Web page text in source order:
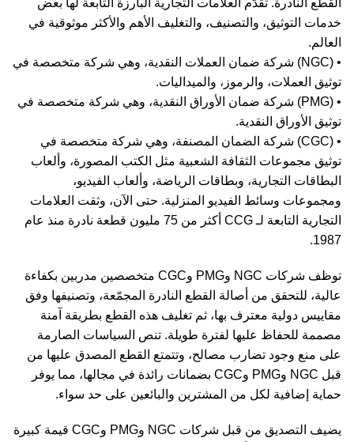
القطع النادرة. تقدّم العلامات التجارية البارزة التابعة لها بعض
خدمات التوثيق، والتصنيف، والتغليف الأهم والأكثر موثوقية في
العالم.
• (NGC) شركة ضمان العملات النقدية، وهي شركة متخصصة في
توثيق العملات، والرموز، والميداليات.
• (PMG) شركة ضمان الأوراق النقدية، وهي شركة متخصصة في
توثيق الأوراق النقدية.
• (CGC) شركة الضمان المصنفة، وهي شركة متخصصة في
توثيق مجموعات الثقافة الشعبية مثل الكتب المصورة، وألعاب
البطاقات التجارية، وبطاقات الرياضة، وألعاب الفيديو،
ومجموعات وسائط الفيديو المنزلية. حتى الآن، وثقت العلامات
التجارية التابعة لـ CCG أكثر من 75 مليون قطعة نادرة منذ عام
1987.
توظف شركات NGC وPMG وCGC متخصصين مدربين بكفاءة
عالية، للتحقق من أصالة القطع النادرة المجمّعة، وتصنيفها وفق
مقاييس دولية معترف بها، ثم تغليف هذه القطع بطريقة آمنة
مصممة للحفاظ عليها لفترة طويلة. تنص السياسات الصارمة
على منع وجود تضارب مصالح، وتتمتع القطع المصدق عليها من
قبل NGC وPMG وCGC بضمانات رائدة في مجالها، مما يوفر
حماية إضافية لكل من المشترين والبائعين على حد سواء.
يضيف التصديق من قبل شركات NGC وPMG وCGC قيمة كبيرة